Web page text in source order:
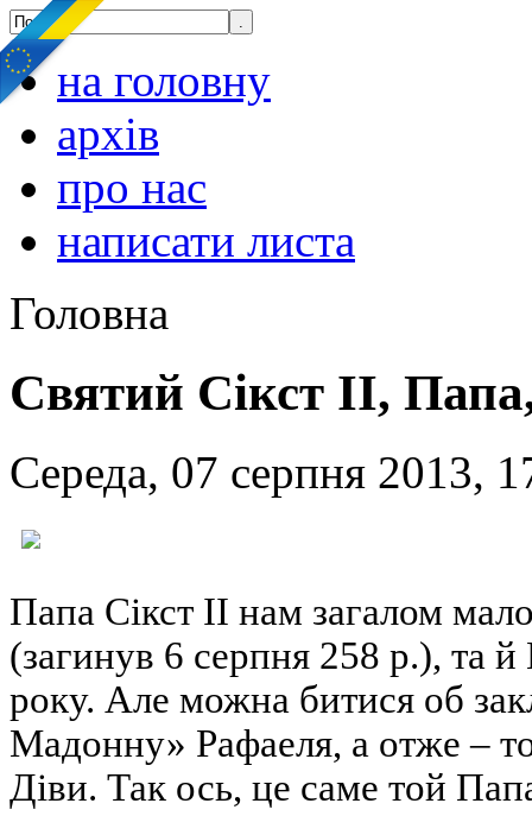
на головну
архів
про нас
написати листа
Головна
Святий Сікст ІІ,
Середа, 07 серпня 2013,
Папа Сікст ІІ нам загалом
(загинув 6 серпня 258 р.), та
року. Але можна битися об
Мадонну» Рафаеля, а отже –
Діви. Так ось, це саме той